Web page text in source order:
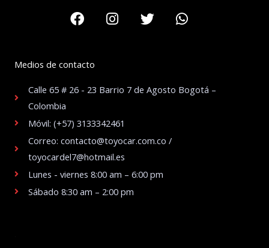
FacebookInstagram
TwitterWhatsapp
Medios de contacto
Calle 65 # 26 - 23 Barrio 7 de Agosto Bogotá –
Colombia
Móvil: (+57) 3133342461
Correo: contacto@toyocar.com.co /
toyocardel7@hotmail.es
Lunes - viernes 8:00 am – 6:00 pm
Sábado 8:30 am – 2:00 pm